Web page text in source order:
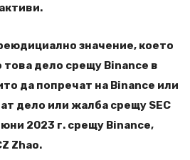
значение, което
това дело срещу Binance в
да попречат на Binance или
дело или жалба срещу SEC
2023 г. срещу Binance,
Zhao.